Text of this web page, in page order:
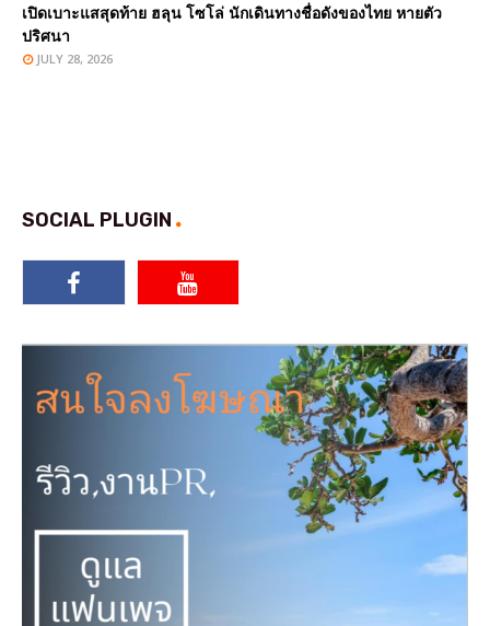
เปิดเบาะแสสุดท้าย ฮลุน โซโล่ นักเดินทางชื่อดังของไทย หายตัว
ปริศนา
JULY 28, 2026
SOCIAL PLUGIN